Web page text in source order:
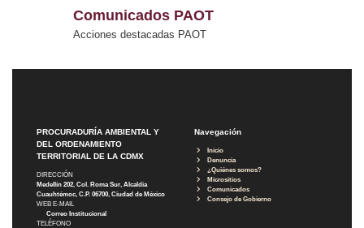
Comunicados PAOT
Acciones destacadas PAOT
PROCURADURÍA AMBIENTAL Y
DEL ORDENAMIENTO
TERRITORIAL DE LA CDMX
DIRECCIÓN
Medellín 202, Col. Roma Sur, Alcaldía
Cuauhtémoc, C.P. 06700, Ciudad de México
WEB E-MAIL
Correo Institucional
TELÉFONO
Navegación
Inicio
Denuncia
¿Quiénes somos?
Micrositios
Comunicados
Consejo de Gobierno